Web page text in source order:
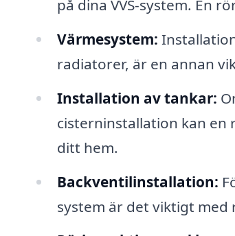
på dina VVS-system. En
Värmesystem:
radiatorer, är en annan
Installation av tankar:
cisterninstallation kan
ditt hem.
Backventilinstallation:
system är det viktigt